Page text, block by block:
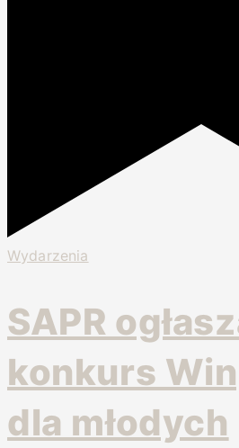
Wydarzenia
SAPR
konkurs
dla młodych